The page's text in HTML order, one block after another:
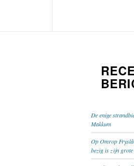
De enige
Makkum
Op Omrop
bezig is zijn